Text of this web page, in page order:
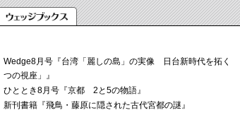
Wedge8月号『台湾「麗しの島」の実像 日台新時代を拓く「3
つの視座」』
ひととき8月号『京都 2と5の物語』
新刊書籍『飛鳥・藤原に隠された古代宮都の謎』